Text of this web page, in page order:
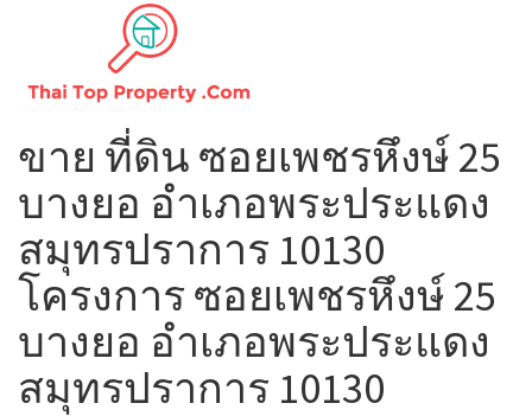
ขาย ที่ดิน ซอยเพชรหึงษ์ 25
บางยอ อำเภอพระประแดง
สมุทรปราการ 10130
โครงการ ซอยเพชรหึงษ์ 25
บางยอ อำเภอพระประแดง
สมุทรปราการ 10130